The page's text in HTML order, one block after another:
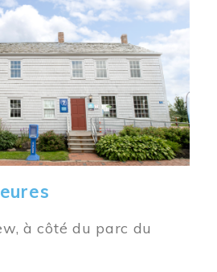
à côté du parc du